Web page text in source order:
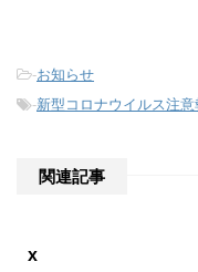
-お知らせ
-新型コロナウイルス注意
関連記事
x